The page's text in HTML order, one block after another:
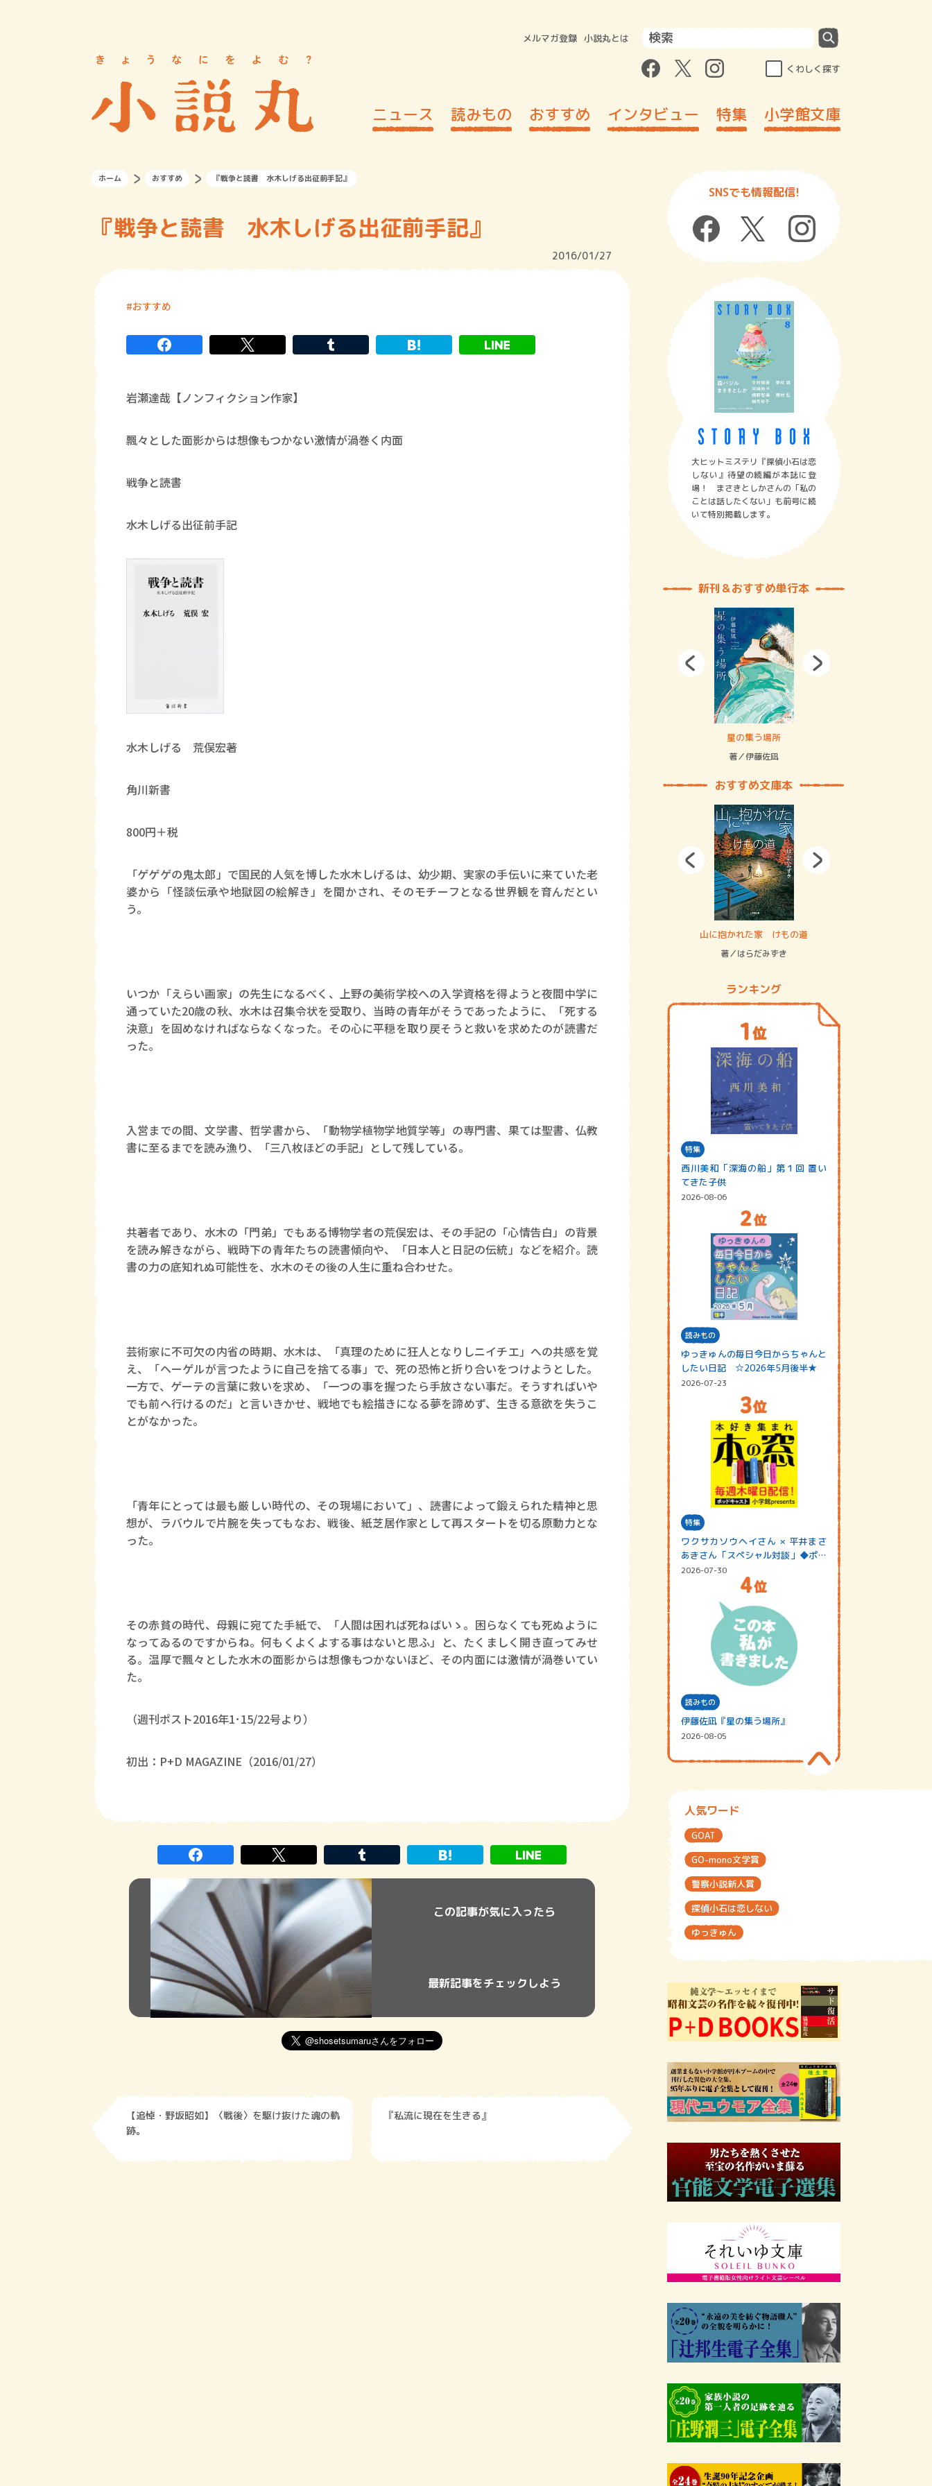
メルマガ登録 小説丸とは
くわしく探す
ニュース 読みもの おすすめ インタビュー 特集 小学館文庫
ホーム おすすめ 『戦争と読書 水木しげる出征前手記』
『戦争と読書 水木しげる出征前手記』
2016/01/27
おすすめ
岩瀬達哉【ノンフィクション作家】
飄々とした面影からは想像もつかない激情が渦巻く内面
戦争と読書
水木しげる出征前手記
水木しげる 荒俣宏著
角川新書
800円＋税
「ゲゲゲの鬼太郎」で国民的人気を博した水木しげるは、幼少期、実家の手伝いに来ていた老
婆から「怪談伝承や地獄図の絵解き」を聞かされ、そのモチーフとなる世界観を育んだとい
う。
いつか「えらい画家」の先生になるべく、上野の美術学校への入学資格を得ようと夜間中学に
通っていた20歳の秋、水木は召集令状を受取り、当時の青年がそうであったように、「死する
決意」を固めなければならなくなった。その心に平穏を取り戻そうと救いを求めたのが読書だ
った。
入営までの間、文学書、哲学書から、「動物学植物学地質学等」の専門書、果ては聖書、仏教
書に至るまでを読み漁り、「三八枚ほどの手記」として残している。
共著者であり、水木の「門弟」でもある博物学者の荒俣宏は、その手記の「心情告白」の背景
を読み解きながら、戦時下の青年たちの読書傾向や、「日本人と日記の伝統」などを紹介。読
書の力の底知れぬ可能性を、水木のその後の人生に重ね合わせた。
芸術家に不可欠の内省の時期、水木は、「真理のために狂人となりしニイチエ」への共感を覚
え、「ヘーゲルが言つたように自己を捨てる事」で、死の恐怖と折り合いをつけようとした。
一方で、ゲーテの言葉に救いを求め、「一つの事を握つたら手放さない事だ。そうすればいや
でも前へ行けるのだ」と言いきかせ、戦地でも絵描きになる夢を諦めず、生きる意欲を失うこ
とがなかった。
「青年にとっては最も厳しい時代の、その現場において」、読書によって鍛えられた精神と思
想が、ラバウルで片腕を失ってもなお、戦後、紙芝居作家として再スタートを切る原動力とな
った。
その赤貧の時代、母親に宛てた手紙で、「人間は困れば死ねばいゝ。困らなくても死ぬように
なってゐるのですからね。何もくよくよする事はないと思ふ」と、たくましく開き直ってみせ
る。温厚で飄々とした水木の面影からは想像もつかないほど、その内面には激情が渦巻いてい
た。
（週刊ポスト2016年1･15/22号より）
初出：P+D MAGAZINE（2016/01/27）
この記事が気に入ったら
最新記事をチェックしよう
【追悼・野坂昭如】〈戦後〉を駆け抜けた魂の軌
跡。
『私流に現在を生きる』
SNSでも情報配信!
大ヒットミステリ『探偵小石は恋
しない』待望の続編が本誌に登
場！ まさきとしかさんの「私の
ことは話したくない」も前号に続
いて特別掲載します。
新刊＆おすすめ単行本
星の集う場所
著／伊藤佐凪
おすすめ文庫本
山に抱かれた家 けもの道
著／はらだみずき
ランキング
特集
西川美和「深海の船」第１回 置い
てきた子供
2026-08-06
読みもの
ゆっきゅんの毎日今日からちゃんと
したい日記 ☆2026年5月後半★
2026-07-23
特集
ワクサカソウヘイさん × 平井まさ
あきさん「スペシャル対談」◆ポッ
ドキャスト…
2026-07-30
読みもの
伊藤佐凪『星の集う場所』
2026-08-05
人気ワード
GOAT
GO-mono文学賞
警察小説新人賞
探偵小石は恋しない
ゆっきゅん